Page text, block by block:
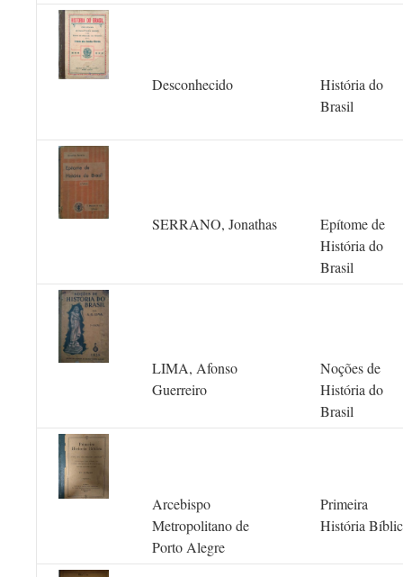
Desconhecido
História do
Brasil
SERRANO, Jonathas
Epítome de
História do
Brasil
LIMA, Afonso
Guerreiro
Noções de
História do
Brasil
Arcebispo
Metropolitano de
Porto Alegre
Primeira
História